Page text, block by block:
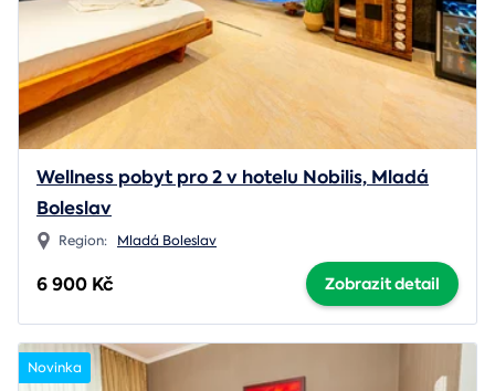
Wellness pobyt pro 2 v hotelu Nobilis, Mladá
Boleslav
Region: Mladá Boleslav
6 900 Kč Zobrazit detail
Novinka